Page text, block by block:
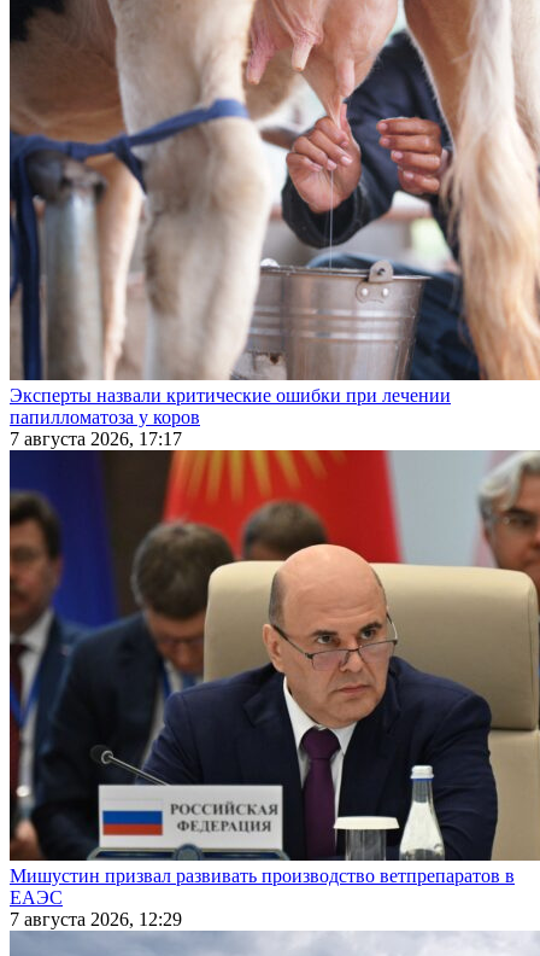
Эксперты назвали критические ошибки при лечении
папилломатоза у коров
7 августа 2026, 17:17
Мишустин призвал развивать производство ветпрепаратов в
ЕАЭС
7 августа 2026, 12:29